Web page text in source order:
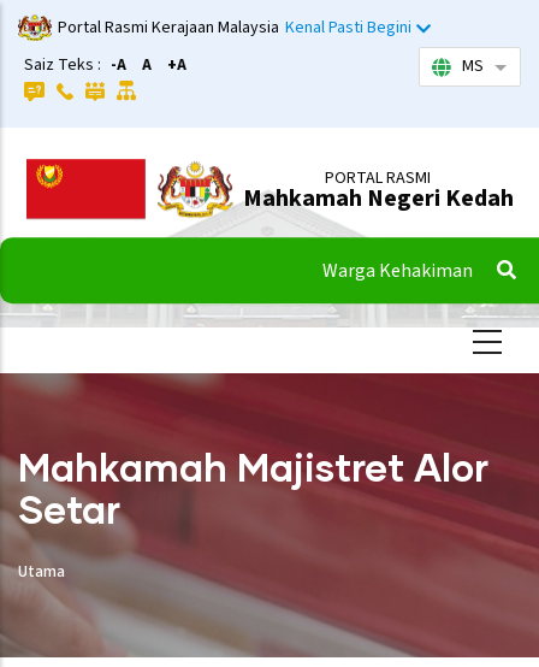
Langkau
ke
kandungan
utama
Portal Rasmi Kerajaan Malaysia Kenal Pasti Begini
Saiz Teks : -A A +A MS
PORTAL RASMI
Mahkamah Negeri Kedah
Warga Kehakiman
Mahkamah Majistret Alor
Setar
Utama